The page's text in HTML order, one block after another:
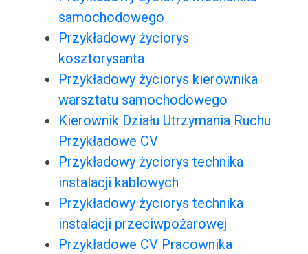
samochodowego
Przykładowy życiorys
kosztorysanta
Przykładowy życiorys kierownika
warsztatu samochodowego
Kierownik Działu Utrzymania Ruchu
Przykładowe CV
Przykładowy życiorys technika
instalacji kablowych
Przykładowy życiorys technika
instalacji przeciwpożarowej
Przykładowe CV Pracownika